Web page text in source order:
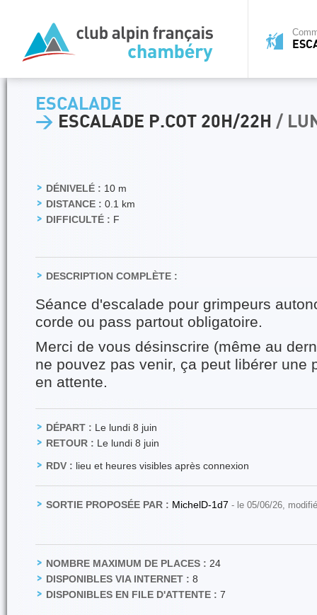
ESCALADE
> ESCALADE P.COT 20H/22H /
DÉNIVELÉ : 10 m
DISTANCE : 0.1 km
DIFFICULTÉ : F
DESCRIPTION COMPLÈTE :
Séance d'escalade pour grimpeurs
corde ou pass partout obligatoire.
Merci de vous désinscrire (même au
ne pouvez pas venir, ça peut libérer une
en attente.
DÉPART : Le lundi 8 juin
RETOUR : Le lundi 8 juin
RDV : lieu et heures visibles après connexion
SORTIE PROPOSÉE PAR : MichelD-1d7 - le 05/06/26,
NOMBRE MAXIMUM DE PLACES : 24
DISPONIBLES VIA INTERNET : 8
DISPONIBLES EN FILE D'ATTENTE : 7